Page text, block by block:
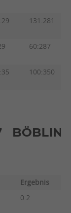
131:281
60:287
100:350
Ergebnis
0:2